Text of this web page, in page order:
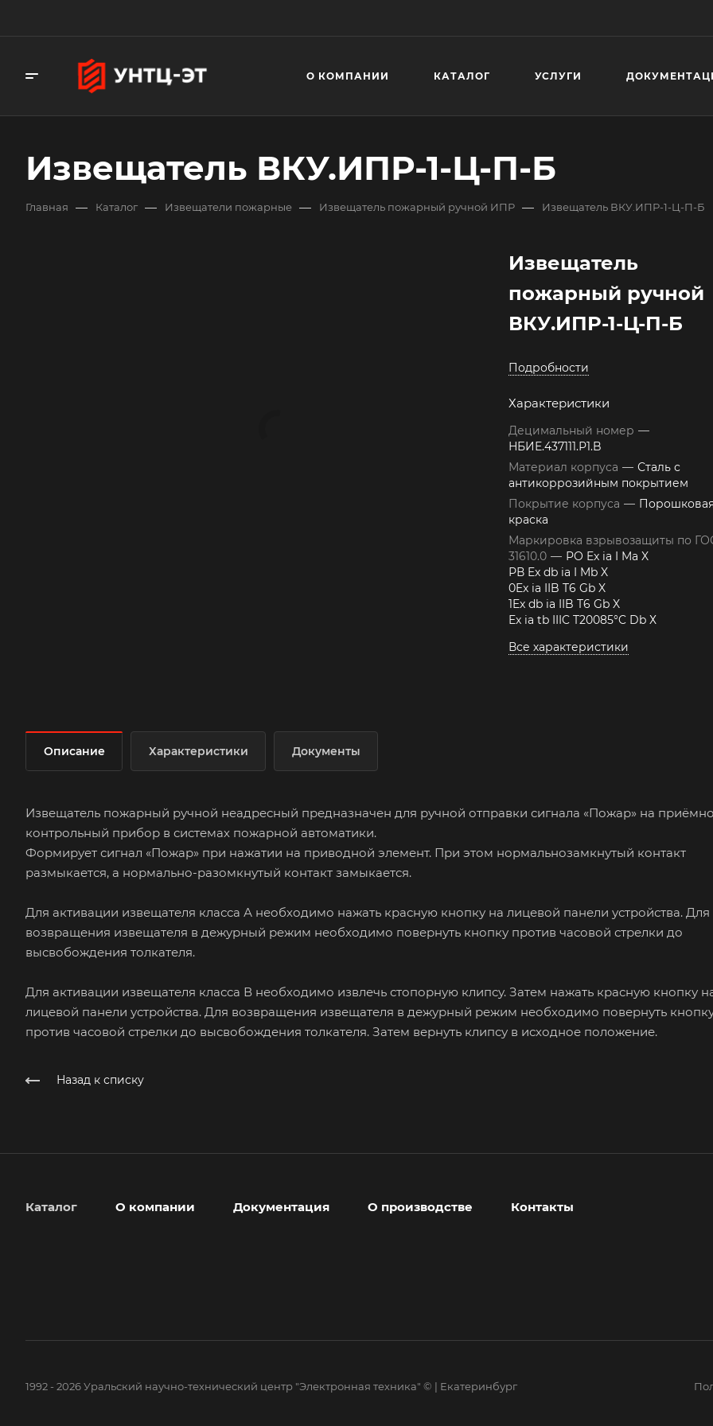
О КОМПАНИИ КАТАЛОГ УСЛУГИ
Извещатель ВКУ.ИПР-1-Ц-П-Б
Главная — Каталог — Извещатели пожарные — Извещатель пожарный ручной ИПР — Извещатель ВКУ.ИПР-1-Ц-П-Б
Извещатель
пожарный ручной
ВКУ.ИПР-1-Ц-П-Б
Подробности
Характеристики
Децимальный номер —
НБИЕ.437111.Р1.B
Материал корпуса — Сталь с
антикоррозийным покрытием
Покрытие корпуса — Порошковая
краска
Маркировка взрывозащиты по
31610.0 — РО Ex ia I Ma X
РВ Ex db ia I Mb X
0Ex ia IIB T6 Gb X
1Ex db ia IIB T6 Gb X
Ex ia tb IIIC T20085°C Db Х
Все характеристики
Описание Характеристики Документы
Извещатель пожарный ручной неадресный предназначен для ручной отправки сигнала «Пожар» на
контрольный прибор в системах пожарной автоматики.
Формирует сигнал «Пожар» при нажатии на приводной элемент. При этом нормальнозамкнутый контакт
размыкается, а нормально-разомкнутый контакт замыкается.
Для активации извещателя класса А необходимо нажать красную кнопку на лицевой панели устройства. Для
возвращения извещателя в дежурный режим необходимо повернуть кнопку против часовой стрелки до
высвобождения толкателя.
Для активации извещателя класса В необходимо извлечь стопорную клипсу. Затем нажать красную кнопку
лицевой панели устройства. Для возвращения извещателя в дежурный режим необходимо повернуть
против часовой стрелки до высвобождения толкателя. Затем вернуть клипсу в исходное положение.
Назад к списку
Каталог О компании Документация О производстве Контакты
1992 - 2026 Уральский научно-технический центр "Электронная техника" © | Екатеринбург